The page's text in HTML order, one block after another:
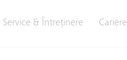
Service & Întreţinere Cariere